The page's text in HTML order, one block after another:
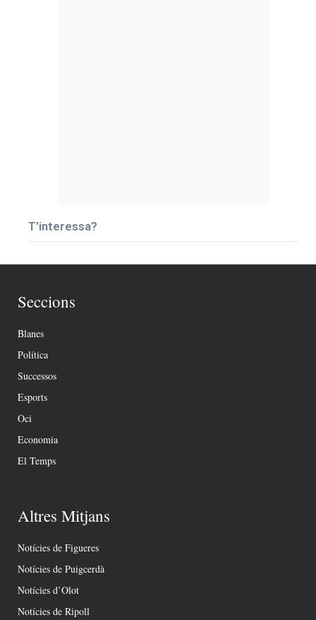
T’interessa?
Seccions
Blanes
Política
Successos
Esports
Oci
Economia
El Temps
Altres Mitjans
Notícies de Figueres
Notícies de Puigcerdà
Notícies d’Olot
Notícies de Ripoll